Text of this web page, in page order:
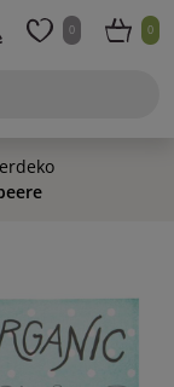
0 0